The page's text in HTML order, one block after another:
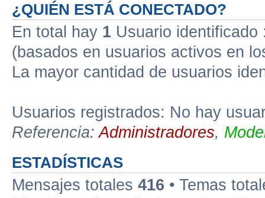
¿QUIÉN ESTÁ CONECTADO?
En total hay 1 Usuario
(basados en usuarios activos en
La mayor cantidad de usuarios
Usuarios registrados: No hay
Referencia:Administradores,
ESTADÍSTICAS
Mensajes totales 416 • Temas